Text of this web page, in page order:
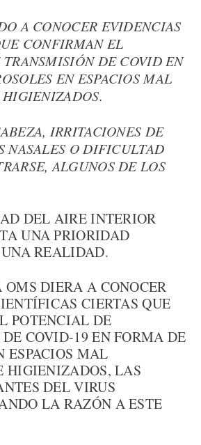
A CONOCER EVIDENCIAS
CONFIRMAN EL
DE COVID EN
EN ESPACIOS MAL
IRRITACIONES DE
NASALES O DIFICULTAD
ALGUNOS DE LOS
DEL AIRE INTERIOR
UNA PRIORIDAD
REALIDAD.
OMS DIERA A CONOCER
CIERTAS QUE
POTENCIAL DE
COVID-19 EN FORMA DE
ESPACIOS MAL
HIGIENIZADOS, LAS
DEL VIRUS
LA RAZÓN A ESTE